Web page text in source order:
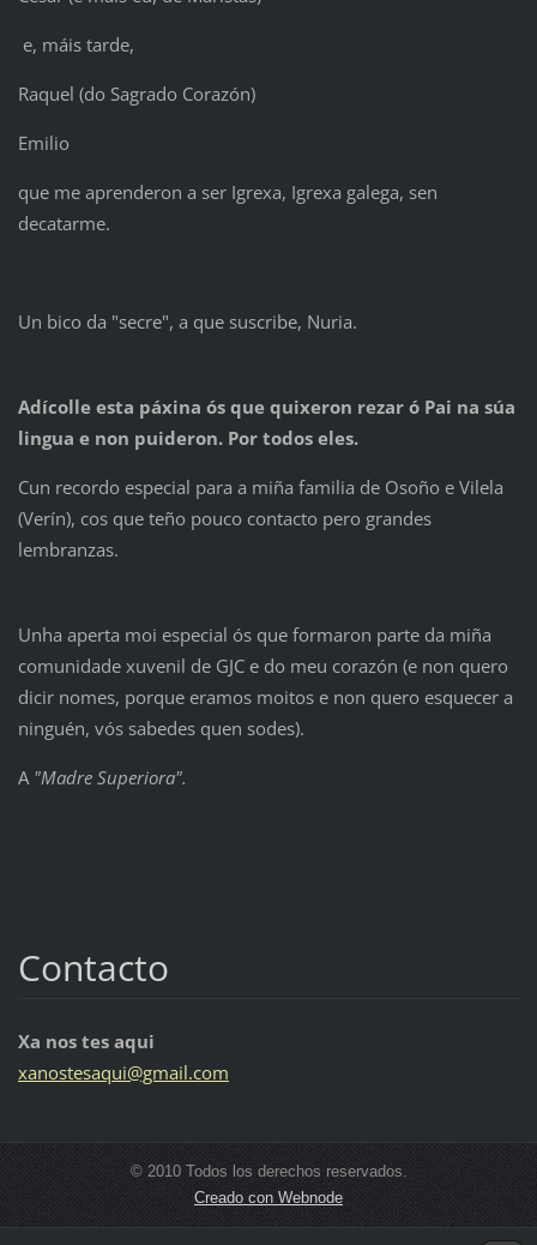
e, máis tarde,
Raquel (do Sagrado Corazón)
Emilio
que me aprenderon a ser Igrexa, Igrexa galega, sen
decatarme.
Un bico da "secre", a que suscribe, Nuria.
Adícolle esta páxina ós que quixeron rezar ó Pai na súa
lingua e non puideron. Por todos eles.
Cun recordo especial para a miña familia de Osoño e Vilela
(Verín), cos que teño pouco contacto pero grandes
lembranzas.
Unha aperta moi especial ós que formaron parte da miña
comunidade xuvenil de GJC e do meu corazón (e non quero
dicir nomes, porque eramos moitos e non quero esquecer a
ninguén, vós sabedes quen sodes).
A "Madre Superiora".
Contacto
Xa nos tes aqui
xanostesaqui@gmail.com
© 2010 Todos los derechos reservados.
Creado con Webnode